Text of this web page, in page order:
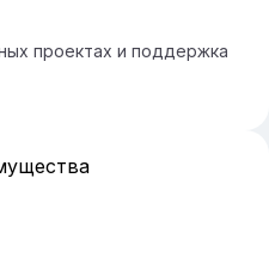
проектах и поддержка